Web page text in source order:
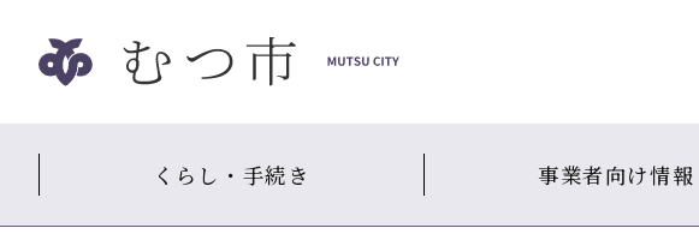
くらし・手続き 事業者向け情報